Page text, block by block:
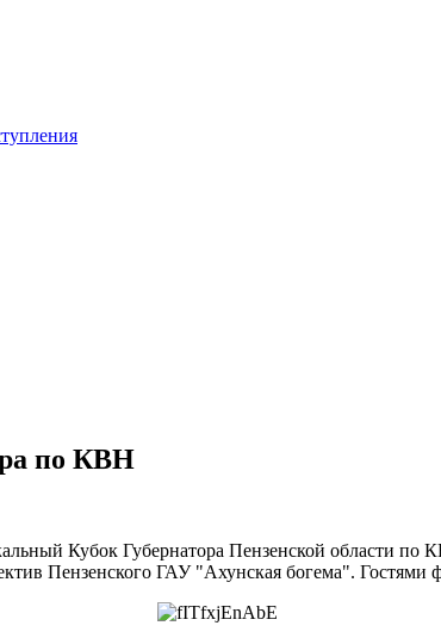
по КВН
Кубок Губернатора Пензенской области по
Пензенского ГАУ "Ахунская богема".